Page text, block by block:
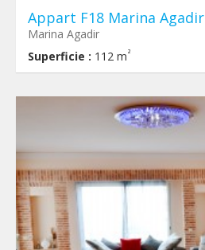
Appart F18 Marina Agadir
Marina Agadir
Superficie : 112 m²